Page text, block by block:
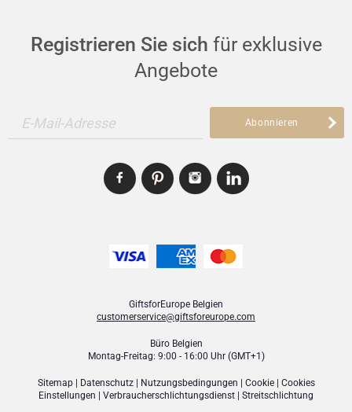
Registrieren Sie sich für exklusive
Angebote
E-Mail-Adresse Abonnieren
GiftsforEurope Belgien
customerservice@giftsforeurope.com
Büro Belgien
Montag-Freitag: 9:00 - 16:00 Uhr (GMT+1)
Sitemap| Datenschutz| Nutzungsbedingungen | Cookie| Cookies
Einstellungen | Verbraucher­schlichtungsdienst | Streitschlichtung